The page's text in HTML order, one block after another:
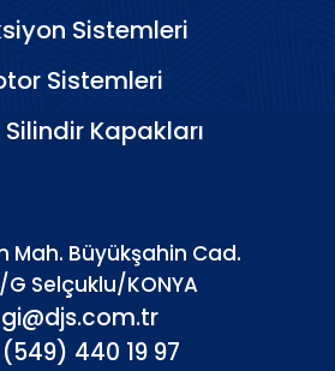
Sistemleri
Sistemleri
Kapakları
Mah. Büyükşahin Cad.
G Selçuklu/KONYA
440 19 97